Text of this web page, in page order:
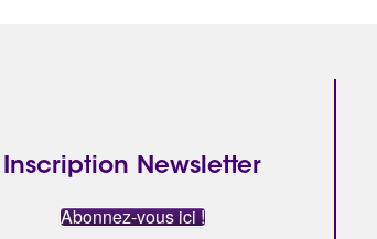
Inscription Newsletter
Abonnez-vous ici !